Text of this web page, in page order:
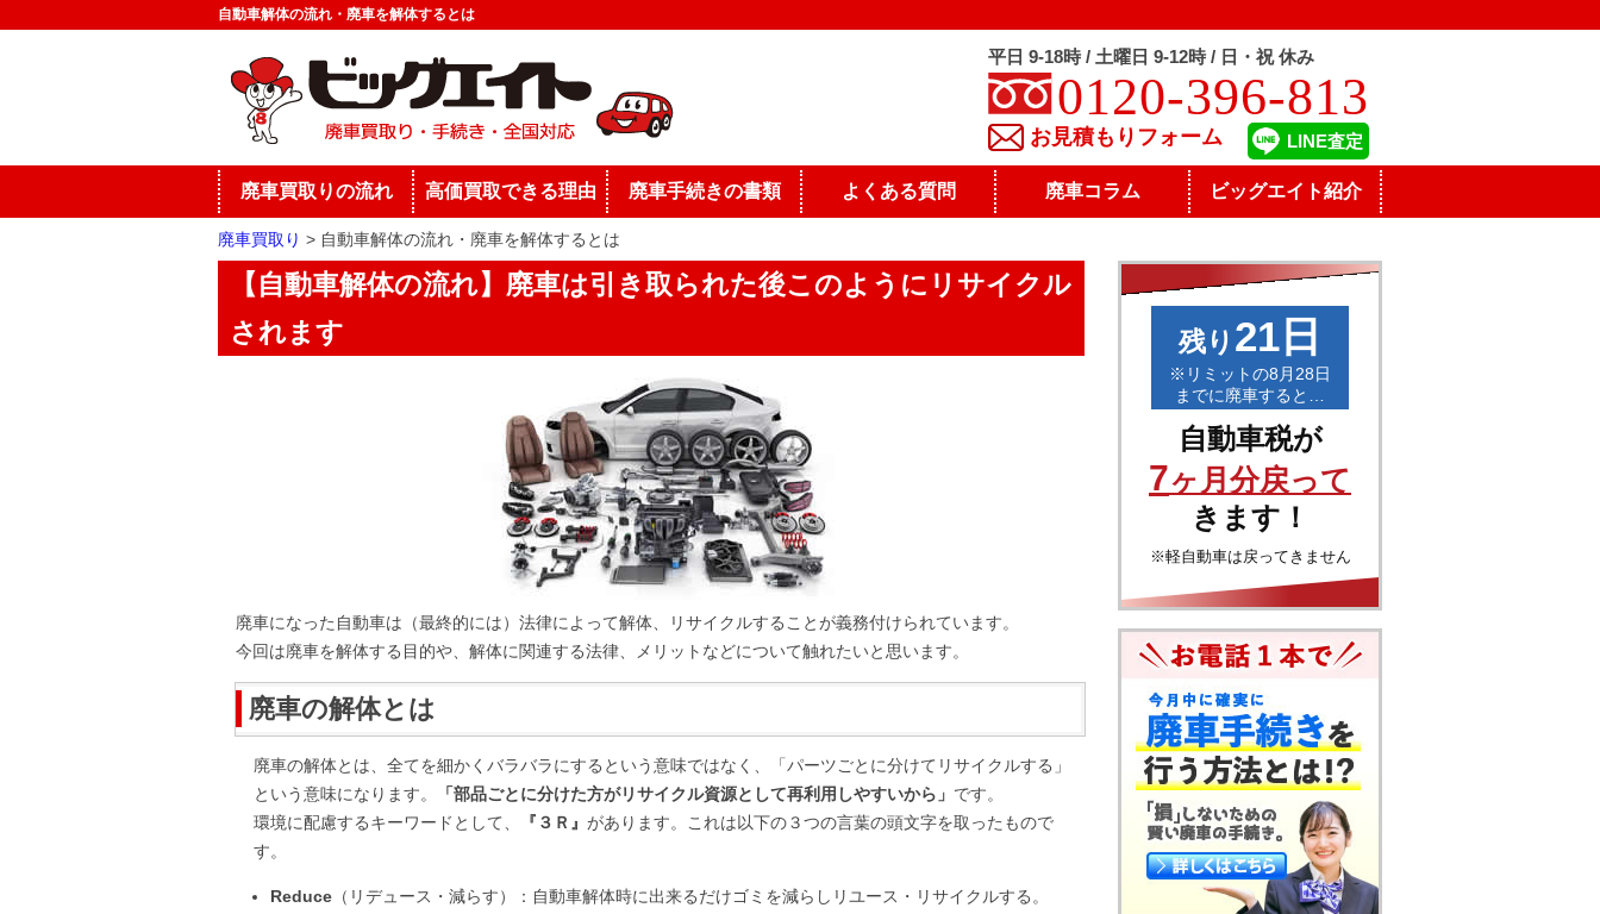
自動車解体の流れ・廃車を解体するとは
平日 9-18時 / 土曜日 9-12時 / 日・祝 休み
0120-396-813
お見積もりフォーム LINE査定
廃車買取りの流れ 高価買取できる理由 廃車手続きの書類 よくある質問 廃車コラム ビッグエイト紹介
廃車買取り 自動車解体の流れ・廃車を解体するとは
【自動車解体の流れ】廃車は引き取られた後このようにリサイクル
されます
廃車になった自動車は（最終的には）法律によって解体、リサイクルすることが義務付けられています。
今回は廃車を解体する目的や、解体に関連する法律、メリットなどについて触れたいと思います。
廃車の解体とは
廃車の解体とは、全てを細かくバラバラにするという意味ではなく、「パーツごとに分けてリサイクルする」
という意味になります。
「部品ごとに分けた方がリサイクル資源として再利用しやすいから」 です。
環境に配慮するキーワードとして、
『３Ｒ』 があります。これは以下の３つの言葉の頭文字を取ったもので
す。
Reduce （リデュース・減らす）：自動車解体時に出来るだけゴミを減らしリユース・リサイクルする。
残り 21日
※リミットの8月28日
までに廃車すると…
自動車税が
7ヶ月分戻って
きます！
※軽自動車は戻ってきません